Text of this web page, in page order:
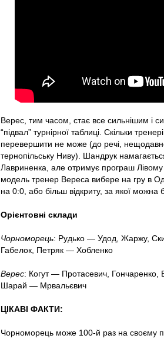
попереджений за розмови.
Арбітр дозволив командам
Тілля
90 Кучеренко в центрі штрафного
САД!
Пролунав фінальний свисток!
Верес, тим часом, стає все сильнішим і
“підвал” турнірної таблиці. Скільки
перевершити не може (до речі,
тернопільську Ниву). Шандрук
Лавриненка, але отримує програш
модель тренер Вереса вибере на гру в
на 0:0, або більш відкриту, за якої можна
Орієнтовні склади
Чорноморець: Рудько — Удод, Жаржу,
Габелок, Петряк — Хобленко
Верес: Когут — Протасевич,
Шарай — Мрвальєвич
ЦІКАВІ ФАКТИ:
Чорноморець може 100-й раз на своєму